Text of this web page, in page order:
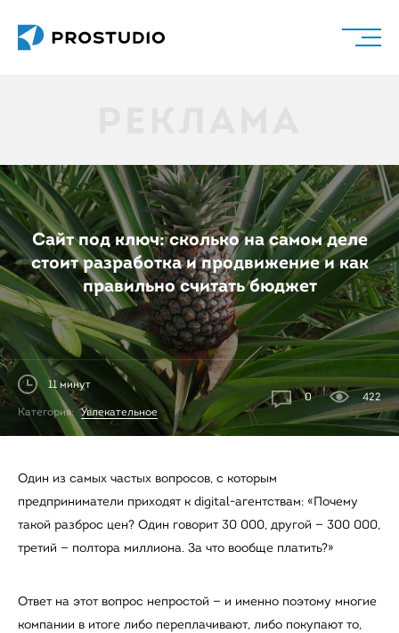
Сайт под ключ: сколько на самом деле
стоит разработка и продвижение и как
правильно считать бюджет
Категория: Увлекательное
11 минут
0
422
Один из самых частых вопросов, с которым
предприниматели приходят к digital-агентствам: «Почему
такой разброс цен? Один говорит 30 000, другой — 300 000,
третий — полтора миллиона. За что вообще платить?»
Ответ на этот вопрос непростой — и именно поэтому многие
компании в итоге либо переплачивают, либо покупают то,